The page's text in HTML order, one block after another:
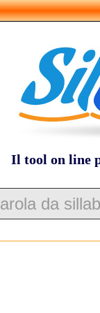
Il tool on line